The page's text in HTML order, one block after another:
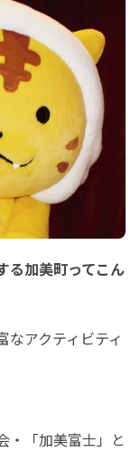
る加美町ってこん
なアクティビティ
・「加美富士」と